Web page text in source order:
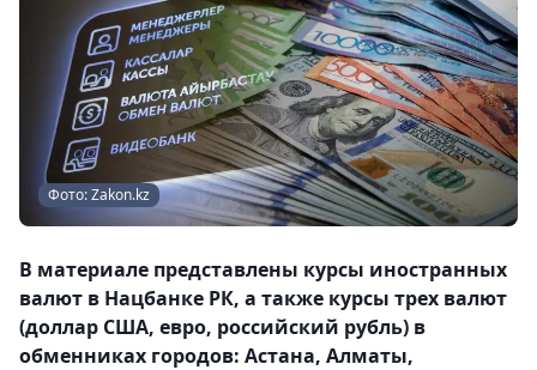
Фото: Zakon.kz
В материале представлены курсы иностранных
валют в Нацбанке РК, а также курсы трех валют
(доллар США, евро, российский рубль) в
обменниках городов: Астана, Алматы,